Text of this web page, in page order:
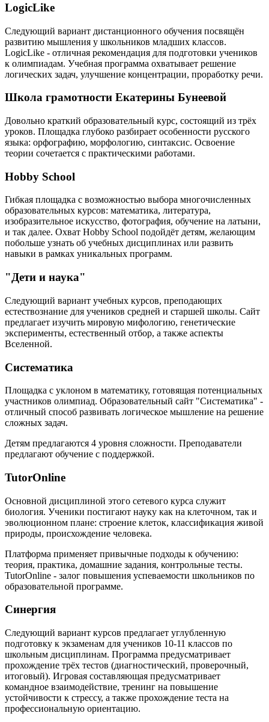
LogicLike
Следующий вариант дистанционного обучения посвящён
развитию мышления у школьников младших классов.
LogicLike - отличная рекомендация для подготовки учеников
к олимпиадам. Учебная программа охватывает решение
логических задач, улучшение концентрации, проработку речи.
Школа грамотности Екатерины Бунеевой
Довольно краткий образовательный курс, состоящий из трёх
уроков. Площадка глубоко разбирает особенности русского
языка: орфографию, морфологию, синтаксис. Освоение
теории сочетается с практическими работами.
Hobby School
Гибкая площадка с возможностью выбора многочисленных
образовательных курсов: математика, литература,
изобразительное искусство, фотография, обучение на латыни,
и так далее. Охват Hobby School подойдёт детям, желающим
побольше узнать об учебных дисциплинах или развить
навыки в рамках уникальных программ.
"Дети и наука"
Следующий вариант учебных курсов, преподающих
естествознание для учеников средней и старшей школы. Сайт
предлагает изучить мировую мифологию, генетические
эксперименты, естественный отбор, а также аспекты
Вселенной.
Систематика
Площадка с уклоном в математику, готовящая потенциальных
участников олимпиад. Образовательный сайт "Систематика" -
отличный способ развивать логическое мышление на решение
сложных задач.
Детям предлагаются 4 уровня сложности. Преподаватели
предлагают обучение с поддержкой.
TutorOnline
Основной дисциплиной этого сетевого курса служит
биология. Ученики постигают науку как на клеточном, так и
эволюционном плане: строение клеток, классификация живой
природы, происхождение человека.
Платформа применяет привычные подходы к обучению:
теория, практика, домашние задания, контрольные тесты.
TutorOnline - залог повышения успеваемости школьников по
образовательной программе.
Синергия
Следующий вариант курсов предлагает углубленную
подготовку к экзаменам для учеников 10-11 классов по
школьным дисциплинам. Программа предусматривает
прохождение трёх тестов (диагностический, проверочный,
итоговый). Игровая составляющая предусматривает
командное взаимодействие, тренинг на повышение
устойчивости к стрессу, а также прохождение теста на
профессиональную ориентацию.